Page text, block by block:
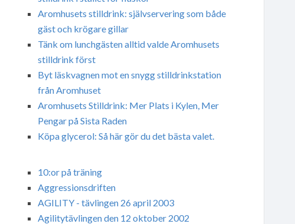
Aromhusets stilldrink: självservering som både
gäst och krögare gillar
Tänk om lunchgästen alltid valde Aromhusets
stilldrink först
Byt läskvagnen mot en snygg stilldrinkstation
från Aromhuset
Aromhusets Stilldrink: Mer Plats i Kylen, Mer
Pengar på Sista Raden
Köpa glycerol: Så här gör du det bästa valet.
10:or på träning
Aggressionsdriften
AGILITY - tävlingen 26 april 2003
Agilitytävlingen den 12 oktober 2002